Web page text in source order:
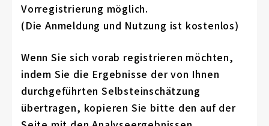
Vorregistrierung möglich.
(Die Anmeldung und Nutzung ist kostenlos)
Wenn Sie sich vorab registrieren möchten,
indem Sie die Ergebnisse der von Ihnen
durchgeführten Selbsteinschätzung
übertragen, kopieren Sie bitte den auf der